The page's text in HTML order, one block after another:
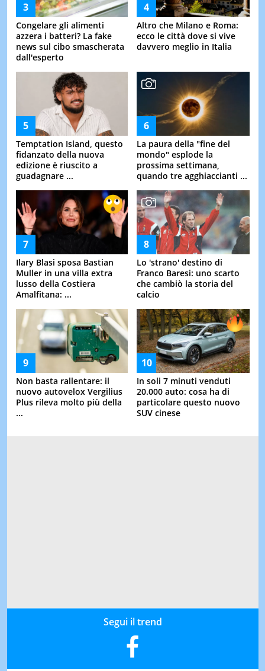
Congelare gli alimenti
azzera i batteri? La fake
news sul cibo smascherata
dall'esperto
Altro che Milano e Roma:
ecco le città dove si vive
davvero meglio in Italia
Temptation Island, questo
fidanzato della nuova
edizione è riuscito a
guadagnare ...
La paura della "fine del
mondo" esplode la
prossima settimana,
quando tre agghiaccianti ...
Ilary Blasi sposa Bastian
Muller in una villa extra
lusso della Costiera
Amalfitana: ...
Lo 'strano' destino di
Franco Baresi: uno scarto
che cambiò la storia del
calcio
Non basta rallentare: il
nuovo autovelox Vergilius
Plus rileva molto più della
...
In soli 7 minuti venduti
20.000 auto: cosa ha di
particolare questo nuovo
SUV cinese
Segui il trend